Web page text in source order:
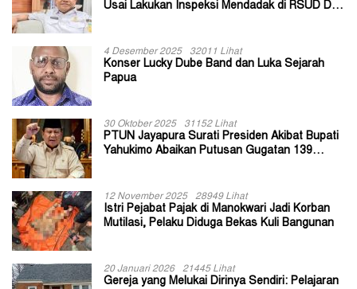
Usai Lakukan Inspeksi Mendadak di RSUD Dok
4 Desember 2025 32011 Lihat
Konser Lucky Dube Band dan Luka Sejarah
Papua
30 Oktober 2025 31152 Lihat
PTUN Jayapura Surati Presiden Akibat Bupati
Yahukimo Abaikan Putusan Gugatan 139
12 November 2025 28949 Lihat
Istri Pejabat Pajak di Manokwari Jadi Korban
Mutilasi, Pelaku Diduga Bekas Kuli Bangunan
20 Januari 2026 21445 Lihat
Gereja yang Melukai Dirinya Sendiri: Pelajaran